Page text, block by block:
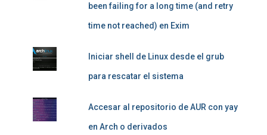
been failing for a long time (and retry
time not reached) en Exim
Iniciar shell de Linux desde el grub
para rescatar el sistema
Accesar al repositorio de AUR con yay
en Arch o derivados